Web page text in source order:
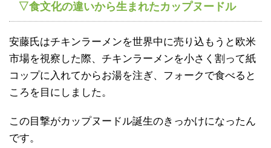
▽食文化の違いから生まれたカップヌードル
安藤氏はチキンラーメンを世界中に売り込もうと欧米
市場を視察した際、チキンラーメンを小さく割って紙
コップに入れてからお湯を注ぎ、フォークで食べると
ころを目にしました。
この目撃がカップヌードル誕生のきっかけになったん
です。